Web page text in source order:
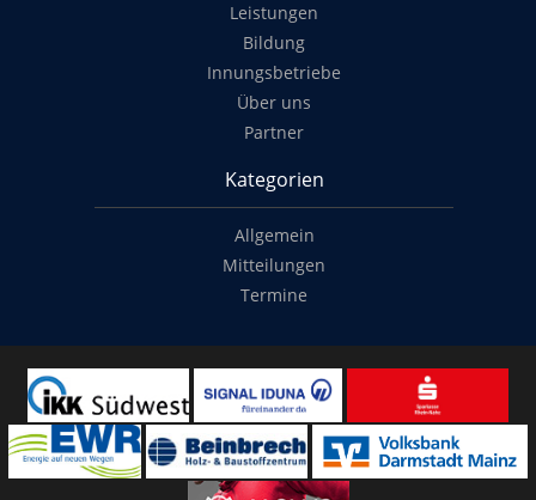
Leistungen
Bildung
Innungsbetriebe
Über uns
Partner
Kategorien
Allgemein
Mitteilungen
Termine
© 2014-2022 Classymade GmbH. Alle Rechte vorbehalten.